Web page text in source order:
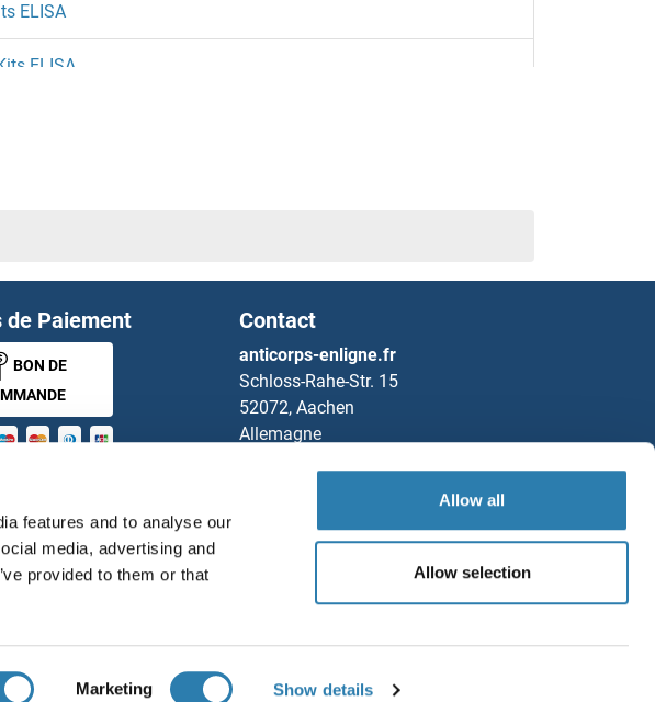
features and to analyse our
media, advertising and
provided to them or that
Marketing Show details
Allow all
Allow selection
ELISA
ELISA
ELISA
ELISA
ELISA
A Kits ELISA
Pyrophosphatase / phosphodiesterase 2 Kits ELISA
de Paiement
BON DE
Contact
anticorps-enligne.fr
Schloss-Rahe-Str. 15
52072, Aachen
Allemagne
+49 (0)241 95 163 153
+49 (0)241 95 163 155
Partners
Rockland Immunochemicals, Inc.
Sauvegarder / Partager